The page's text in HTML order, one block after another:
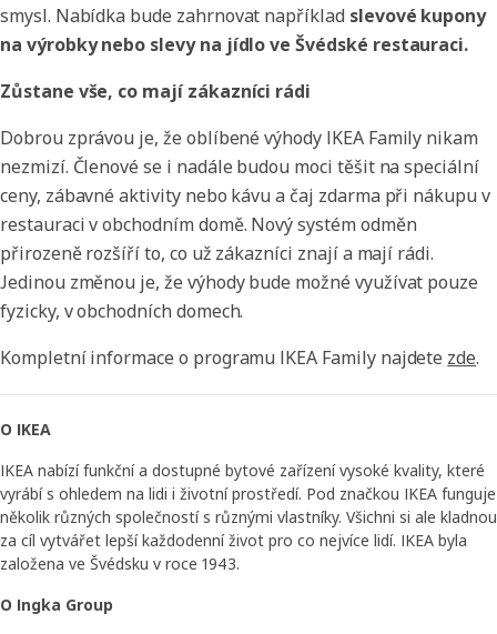
smysl. Nabídka bude zahrnovat například slevové kupony
na výrobky nebo slevy na jídlo ve Švédské restauraci.
Zůstane vše, co mají zákazníci rádi
Dobrou zprávou je, že oblíbené výhody IKEA Family nikam
nezmizí. Členové se i nadále budou moci těšit na speciální
ceny, zábavné aktivity nebo kávu a čaj zdarma při nákupu v
restauraci v obchodním domě. Nový systém odměn
přirozeně rozšíří to, co už zákazníci znají a mají rádi.
Jedinou změnou je, že výhody bude možné využívat pouze
fyzicky, v obchodních domech.
Kompletní informace o programu IKEA Family najdete zde.
O IKEA
IKEA nabízí funkční a dostupné bytové zařízení vysoké kvality, které
vyrábí s ohledem na lidi i životní prostředí. Pod značkou IKEA funguje
několik různých společností s různými vlastníky. Všichni si ale kladnou
za cíl vytvářet lepší každodenní život pro co nejvíce lidí. IKEA byla
založena ve Švédsku v roce 1943.
O Ingka Group